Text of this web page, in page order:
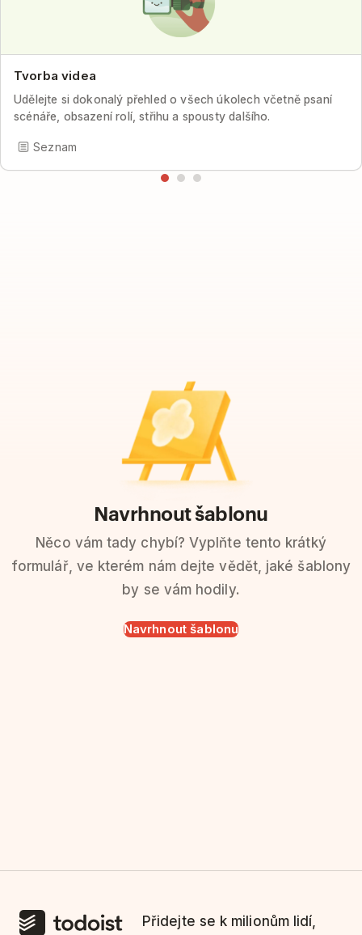
Tvorba videa
Udělejte si dokonalý přehled o všech úkolech včetně psaní
scénáře, obsazení rolí, střihu a spousty dalšího.
Seznam
Navrhnout šablonu
Něco vám tady chybí? Vyplňte tento krátký
formulář, ve kterém nám dejte vědět, jaké šablony
by se vám hodily.
Navrhnout šablonu
Přidejte se k milionům lidí,